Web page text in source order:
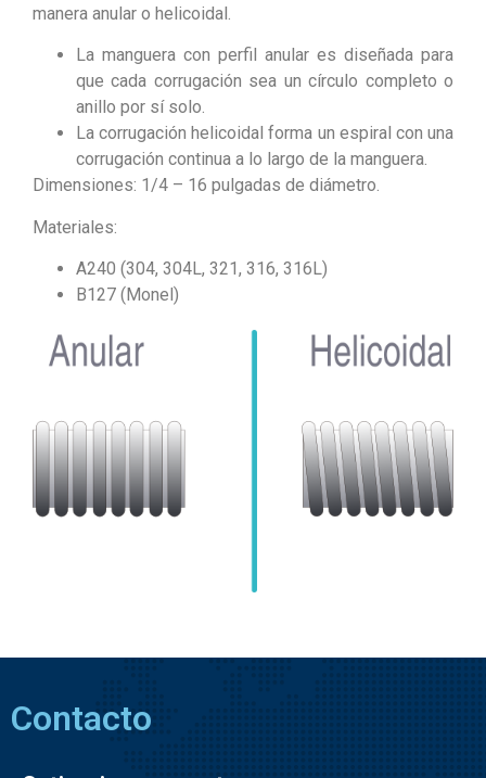
manera anular o helicoidal.
La manguera con perfil anular es diseñada para
que cada corrugación sea un círculo completo o
anillo por sí solo.
La corrugación helicoidal forma un espiral con una
corrugación continua a lo largo de la manguera.
Dimensiones: 1/4 – 16 pulgadas de diámetro.
Materiales:
A240 (304, 304L, 321, 316, 316L)
B127 (Monel)
Contacto